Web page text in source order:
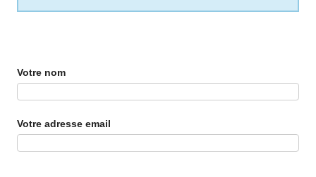
Votre nom
Votre adresse email